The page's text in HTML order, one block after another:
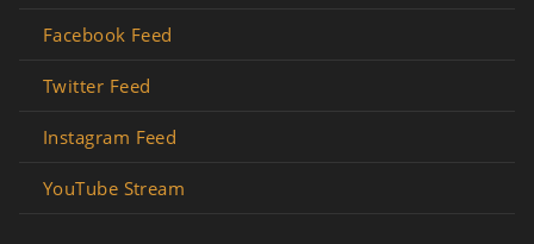
Facebook Feed
Twitter Feed
Instagram Feed
YouTube Stream